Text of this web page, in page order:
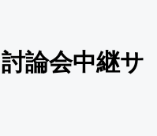
論会中継サ